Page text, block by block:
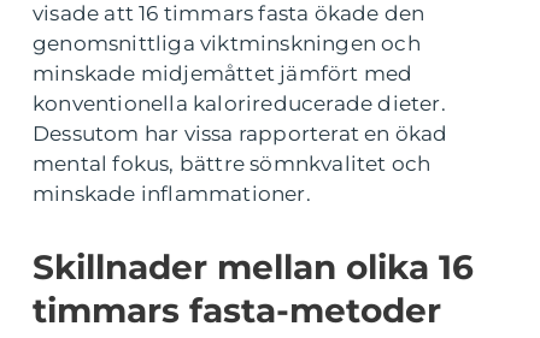
visade att 16 timmars fasta ökade den
genomsnittliga viktminskningen och
minskade midjemåttet jämfört med
konventionella kalorireducerade dieter.
Dessutom har vissa rapporterat en ökad
mental fokus, bättre sömnkvalitet och
minskade inflammationer.
Skillnader mellan olika 16
timmars fasta-metoder